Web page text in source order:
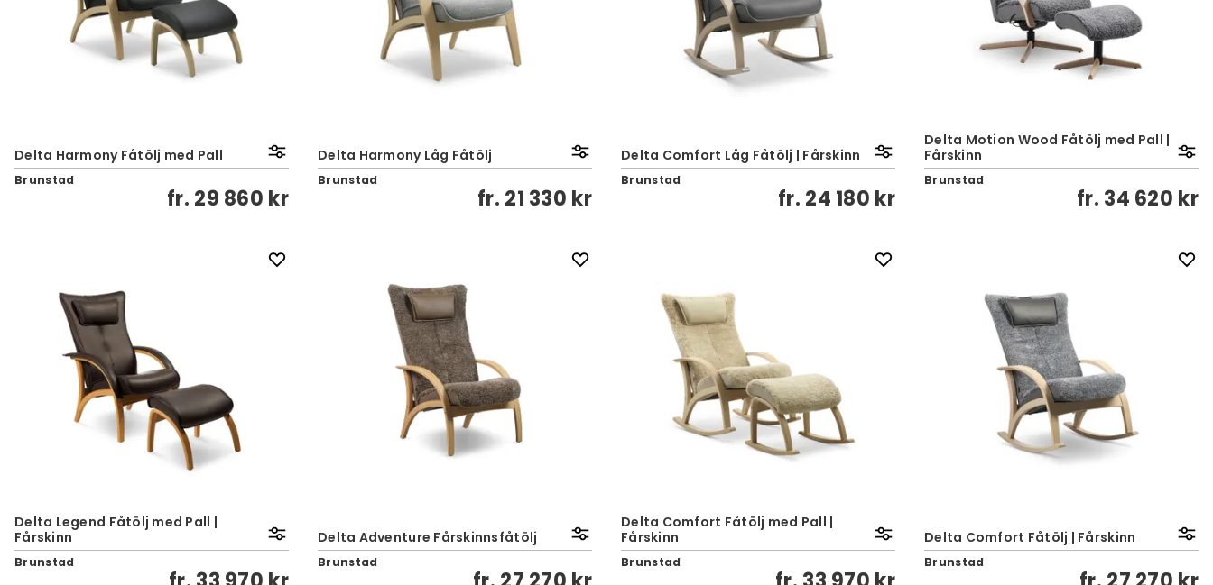
Delta Harmony Fåtölj med Pall
Brunstad
fr. 29 860 kr
Delta Harmony Låg Fåtölj
Brunstad
fr. 21 330 kr
Delta Comfort Låg Fåtölj | Fårskinn
Brunstad
fr. 24 180 kr
Delta Motion Wood Fåtölj med Pall |
Fårskinn
Brunstad
fr. 34 620 kr
Delta Legend Fåtölj med Pall |
Fårskinn
Brunstad
Delta Adventure Fårskinnsfåtölj
Brunstad
Delta Comfort Fåtölj med Pall |
Fårskinn
Brunstad
Delta Comfort Fåtölj | Fårskinn
Brunstad